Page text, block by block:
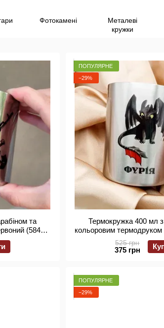
Фотокамені
Металеві
кружки
та
(58401)
ПОПУЛЯРНЕ
−29%
Термокружка 400 мл з
кольоровим термодруком
525 грн
375 грн
ПОПУЛЯРНЕ
−29%